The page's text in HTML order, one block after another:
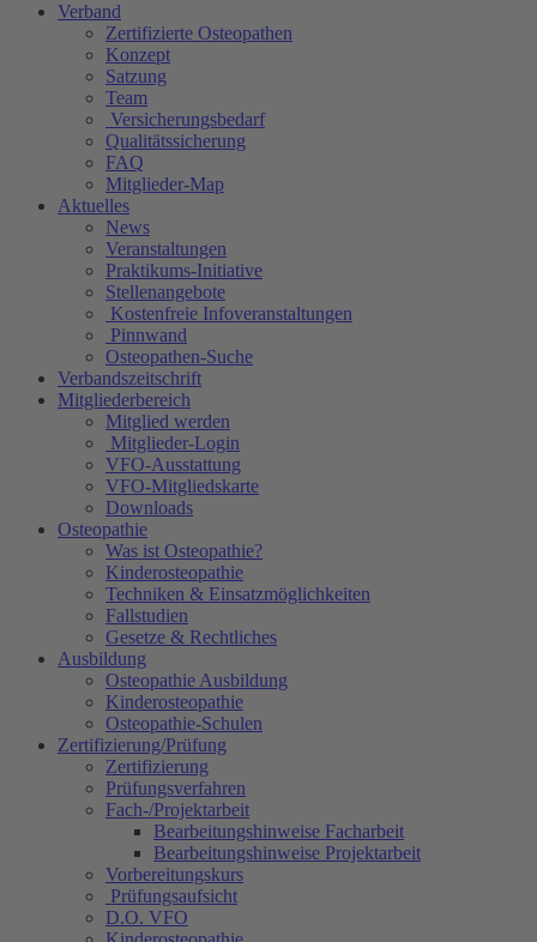
Verband
Zertifizierte Osteopathen
Konzept
Satzung
Team
Versicherungsbedarf
Qualitätssicherung
FAQ
Mitglieder-Map
Aktuelles
News
Veranstaltungen
Praktikums-Initiative
Stellenangebote
Kostenfreie Infoveranstaltungen
Pinnwand
Osteopathen-Suche
Verbandszeitschrift
Mitgliederbereich
Mitglied werden
Mitglieder-Login
VFO-Ausstattung
VFO-Mitgliedskarte
Downloads
Osteopathie
Was ist Osteopathie?
Kinderosteopathie
Techniken & Einsatzmöglichkeiten
Fallstudien
Gesetze & Rechtliches
Ausbildung
Osteopathie Ausbildung
Kinderosteopathie
Osteopathie-Schulen
Zertifizierung/Prüfung
Zertifizierung
Prüfungsverfahren
Fach-/Projektarbeit
Bearbeitungshinweise Facharbeit
Bearbeitungshinweise Projektarbeit
Vorbereitungskurs
Prüfungsaufsicht
D.O. VFO